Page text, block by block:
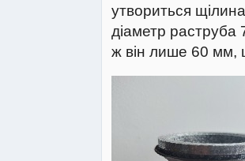
утвориться
діаметр раструба
ж він лише 60 мм,